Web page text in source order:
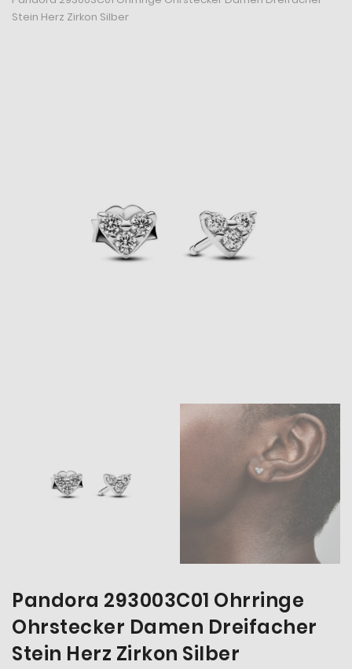
Stein Herz Zirkon Silber
Pandora 293003C01 Ohrringe
Ohrstecker Damen Dreifacher
Stein Herz Zirkon Silber